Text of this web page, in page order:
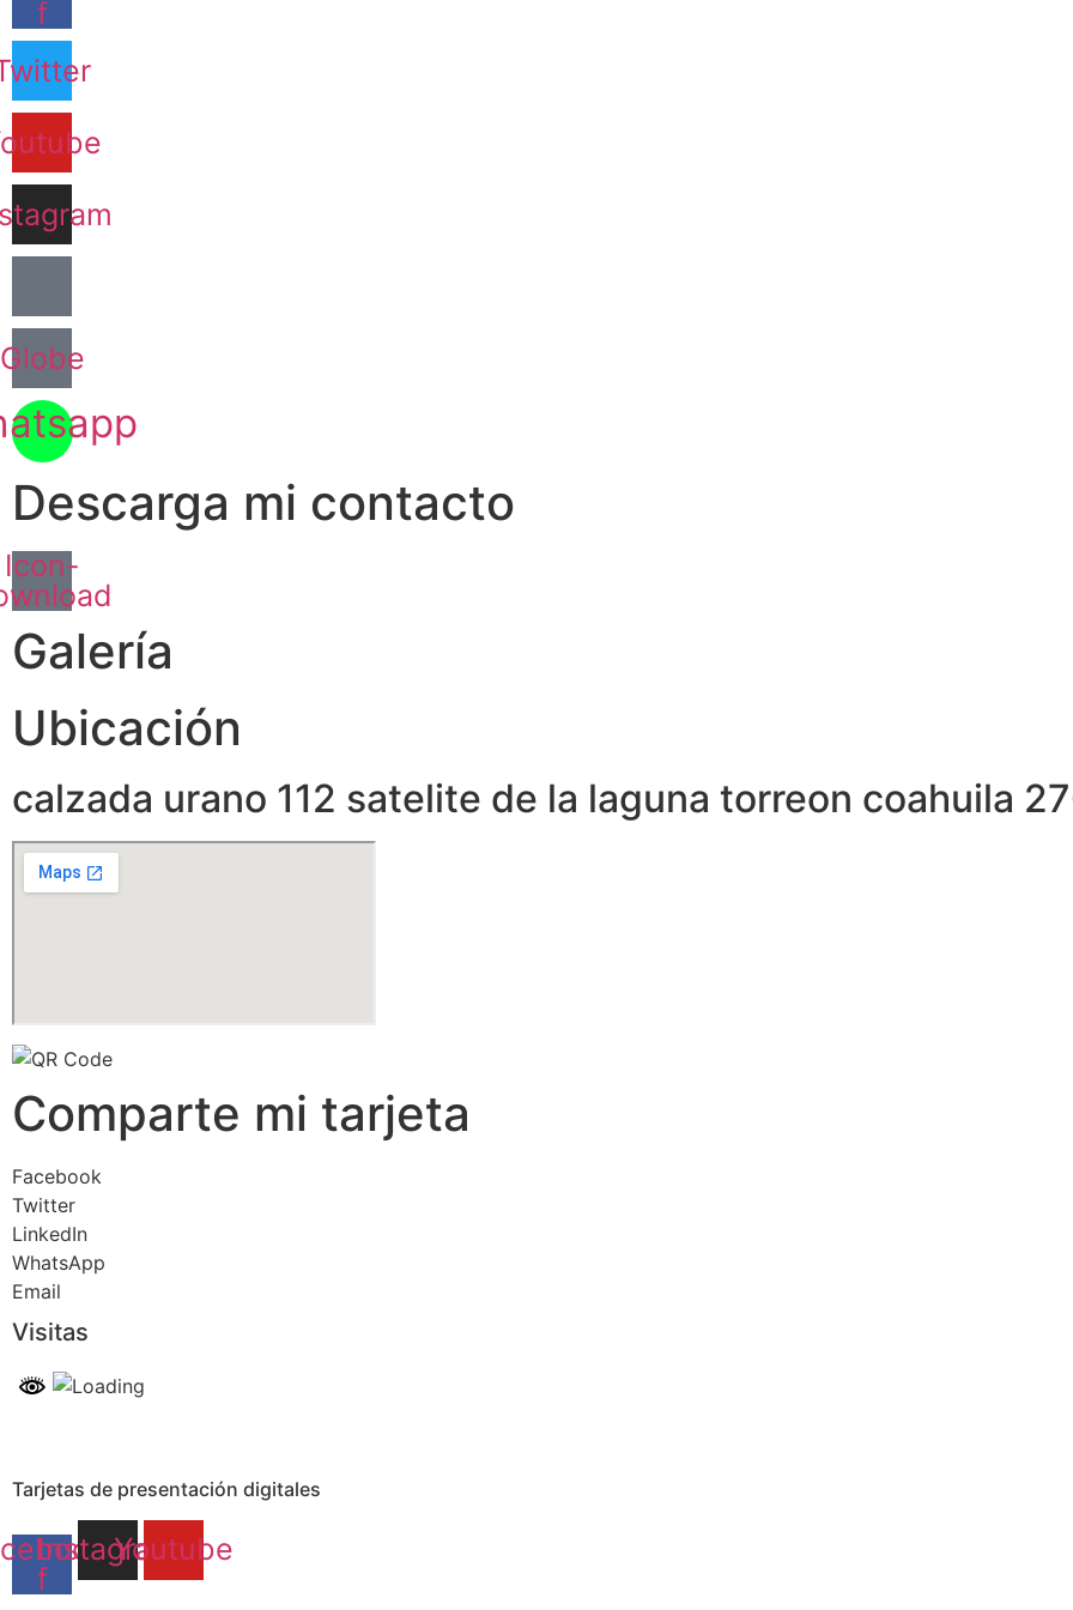
f
Globe
Descarga mi contacto
Icon-
Galería
Ubicación
calzada urano 112 satelite de la laguna torreon coahuila
Comparte mi tarjeta
Facebook
Twitter
LinkedIn
WhatsApp
Email
Visitas
Tarjetas de presentación digitales
f
Instagram
Youtube